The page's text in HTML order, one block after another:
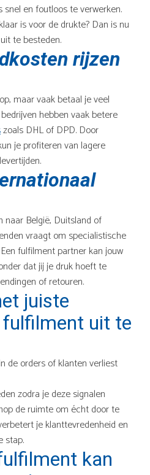
en foutloos te verwerken.
is voor de drukte? Dan is nu
te besteden.
rijzen
maar vaak betaal je veel
hebben vaak betere
zoals DHL of DPD. Door
je profiteren van lagere
naar België, Duitsland of
vraagt om specialistische
fulfilment partner kan jouw
dat jij je druk hoeft te
of retouren.
juiste
uit te
de orders of klanten verliest
zodra je deze signalen
de ruimte om écht door te
je klanttevredenheid en
stap.
kan